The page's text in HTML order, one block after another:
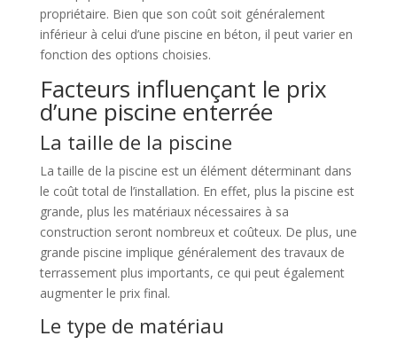
propriétaire. Bien que son coût soit généralement
inférieur à celui d’une piscine en béton, il peut varier en
fonction des options choisies.
Facteurs influençant le prix
d’une piscine enterrée
La taille de la piscine
La taille de la piscine est un élément déterminant dans
le coût total de l’installation. En effet, plus la piscine est
grande, plus les matériaux nécessaires à sa
construction seront nombreux et coûteux. De plus, une
grande piscine implique généralement des travaux de
terrassement plus importants, ce qui peut également
augmenter le prix final.
Le type de matériau